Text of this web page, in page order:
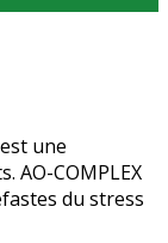
une
AO-COMPLEX
du stress